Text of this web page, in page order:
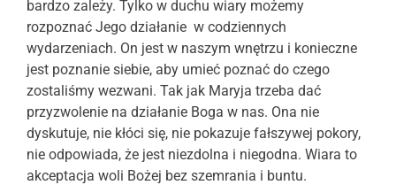
bardzo zależy. Tylko w duchu wiary możemy
rozpoznać Jego działanie w codziennych
wydarzeniach. On jest w naszym wnętrzu i konieczne
jest poznanie siebie, aby umieć poznać do czego
zostaliśmy wezwani. Tak jak Maryja trzeba dać
przyzwolenie na działanie Boga w nas. Ona nie
dyskutuje, nie kłóci się, nie pokazuje fałszywej pokory,
nie odpowiada, że jest niezdolna i niegodna. Wiara to
akceptacja woli Bożej bez szemrania i buntu.